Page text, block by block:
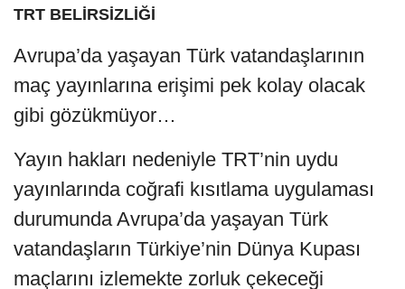
TRT BELİRSİZLİĞİ
Avrupa’da yaşayan Türk vatandaşlarının
maç yayınlarına erişimi pek kolay olacak
gibi gözükmüyor…
Yayın hakları nedeniyle TRT’nin uydu
yayınlarında coğrafi kısıtlama uygulaması
durumunda Avrupa’da yaşayan Türk
vatandaşların Türkiye’nin Dünya Kupası
maçlarını izlemekte zorluk çekeceği